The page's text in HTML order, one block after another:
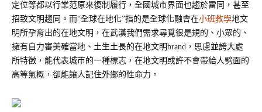
定位等都以行業范原來復制履行，全國城市界面也趨於雷同，甚至
招致文明趨同。而“全球在地化”指的是全球化融會在小班教學地文
明所孕育出的在地文明，在武漢我們需求尋覓很是規的、小眾的、
擁有自力審美確當地、土生土長的在地文明brand，思慮並誇大處
所特徵，能代表城市的一種標志，在地文明或許不會帶給人劈面的
高等氣概，卻能讓人記住外鄉的性命力。